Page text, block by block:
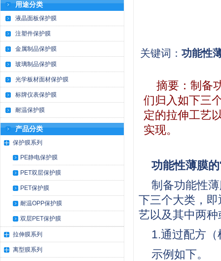
用途分类
液晶面板保护膜
注塑件保护膜
金属制品保护膜
玻璃制品保护膜
光学板材面材保护膜
标牌仪表保护膜
耐温保护膜
产品分类
保护膜系列
PE静电保护膜
PET双层保护膜
PET保护膜
耐温OPP保护膜
双层PET保护膜
拉伸膜系列
离型膜系列
关键词： 功能性
摘要： 制备
们归入如下三
定的拉伸工艺
实现。
功能性薄膜
制备功能性
下三个大类，
艺以及其中两
1.通过配方
示例如下。